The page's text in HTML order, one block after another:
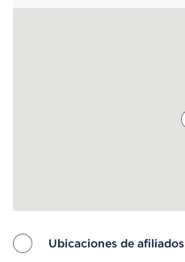
Ubicaciones de afiliados